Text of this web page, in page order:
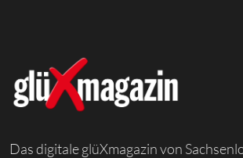
Das digitale glüXmagazin von